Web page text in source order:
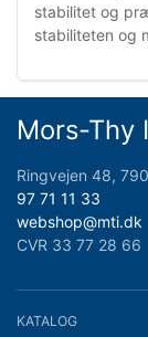
stabilitet og
stabiliteten og
Mors-Thy
Ringvejen 48,
97 71 11 33
webshop@mti.dk
CVR 33 77 28 66
KATALOG